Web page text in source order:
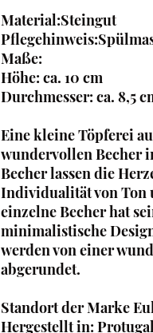
Material:Steingut
Maße:
Höhe: ca. 10 cm
Durchmesser: ca. 8,5
Eine kleine Töpferei
wundervollen Becher
Becher lassen die
Individualität von Ton
einzelne Becher hat
minimalistische
werden von einer
abgerundet.
Standort der Marke
Hergestellt in: